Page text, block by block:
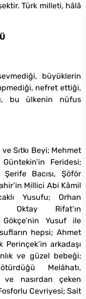
Türk milleti, hâlâ
büyüklerin
nefret ettiği,
bu ülkenin nüfus
Sıtkı Beyi; Mehmet
Feridesi;
Şerife Bacısı, Şöför
Millici Abi Kâmil
Yusufu; Orhan
Oktay Rifat’ın
Yusuf ile
hepsi; Ahmet
arkadaşı
ve güzel bebeği;
Melâhatı,
ve nasırdan çeken
Cevriyesi; Sait